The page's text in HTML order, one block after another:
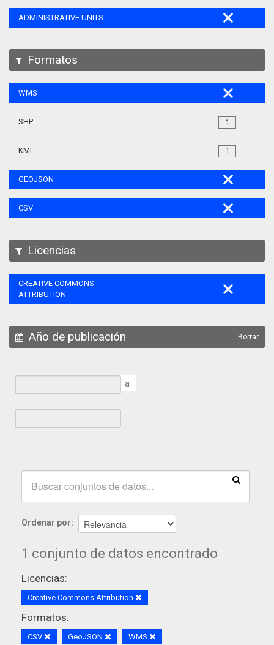
ADMINISTRATIVE UNITS
Formatos
WMS
1
SHP
1
KML
GEOJSON
CSV
Licencias
CREATIVE COMMONS
ATTRIBUTION
Año de publicación Borrar
a
Ordenar por
1 conjunto de datos encontrado
Licencias:
Creative Commons Attribution
Formatos:
CSV GeoJSON WMS